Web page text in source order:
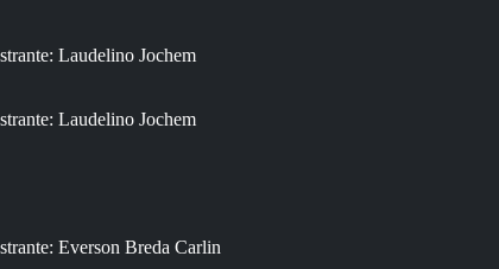
Laudelino Jochem
Laudelino Jochem
Everson Breda Carlin